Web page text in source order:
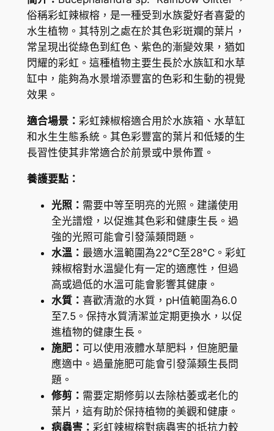
俗稱彩虹辣椒榕，是一種受到水族愛好者喜愛的
水生植物。其特別之處在於其色彩斑斕的葉片，
常呈現出從綠色到紅色、紫色的漸變效果，猶如
閃耀的彩虹。這種植物主要生長於水族缸和水草
缸中，能夠為水景增添豐富的色彩和生動的視覺
效果。
適合場景： 彩虹辣椒榕適合用於水族箱、水草缸
和水生生態系統。其色彩豐富的葉片和低矮的生
長習性使其非常適合於前景或中景佈置。
養護要點：
光照： 需要中等至明亮的光照。建議使用
全光譜燈，以促進其色彩和健康生長。過
強的光照可能會引發藻類問題。
水溫： 最適水溫範圍為22°C至28°C。彩虹
辣椒榕對水溫變化有一定的適應性，但過
高或過低的水溫可能會影響其健康。
水質： 喜歡清澈的水質，pH值範圍為6.0
至7.5。保持水質清潔並定期更換水，以促
進植物的健康生長。
施肥： 可以使用液體水草肥料，但施肥量
應適中。過量施肥可能會引發藻類生長問
題。
修剪： 需要定期修剪以去除枯萎或老化的
葉片，這有助於保持植物的美觀和健康。
病蟲害： 彩虹辣椒榕對病蟲害的抵抗力較